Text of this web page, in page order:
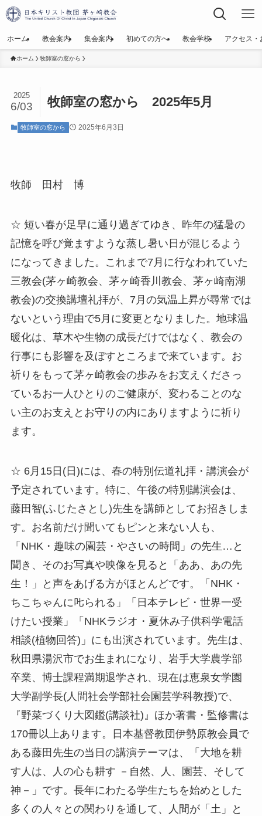
ホーム 教会案内 集会案内 初めての方へ 教会学校 アクセス・
ホーム 牧師室の窓から
牧師室の窓から 2025年5月
2025
6/03
牧師室の窓から 2025年6月3日
牧師 田村 博
☆ 短い春が足早に通り過ぎてゆき、昨年の猛暑の
記憶を呼び覚ますような蒸し暑い日が混じるよう
になってきました。これまで7月に行なわれていた
三教会(茅ヶ崎教会、茅ヶ崎香川教会、茅ヶ崎南湖
教会)の交換講壇礼拝が、7月の気温上昇が尋常では
ないという理由で5月に変更となりました。地球温
暖化は、草木や生物の成長だけではなく、教会の
行事にも影響を及ぼすところまで来ています。お
祈りをもって茅ヶ崎教会の歩みをお支えくださっ
ているお一人ひとりのご健康が、変わることのな
い主のお支えとお守りの内にありますように祈り
ます。
☆ 6月15日(日)には、春の特別伝道礼拝・講演会が
予定されています。特に、午後の特別講演会は、
藤田智(ふじたさとし)先生を講師としてお招きしま
す。お名前だけ聞いてもピンと来ない人も、
「NHK・趣味の園芸・やさいの時間」の先生…と
聞き、そのお写真や映像を見ると「ああ、あの先
生！」と声をあげる方がほとんどです。「NHK・
ちこちゃんに𠮟られる」「日本テレビ・世界一受
けたい授業」「NHKラジオ・夏休み子供科学電話
相談(植物回答)」にも出演されています。先生は、
秋田県湯沢市でお生まれになり、岩手大学農学部
卒業、博士課程満期退学され、現在は恵泉女学園
大学副学長(人間社会学部社会園芸学科教授)で、
『野菜づくり大図鑑(講談社)』ほか著書・監修書は
170冊以上あります。日本基督教団伊勢原教会員で
ある藤田先生の当日の講演テーマは、「大地を耕
す人は、人の心も耕す －自然、人、園芸、そして
神－」です。長年にわたる学生たちを始めとした
多くの人々との関わりを通して、人間が「土」と